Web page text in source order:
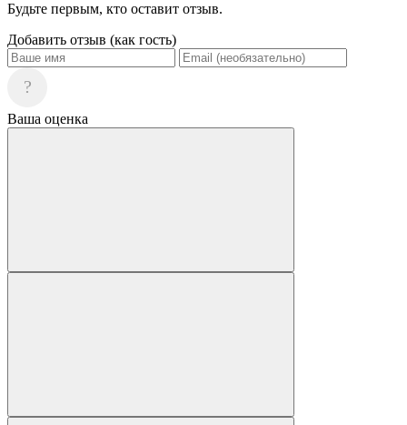
Будьте первым, кто оставит отзыв.
Добавить отзыв (как гость)
?
Ваша оценка